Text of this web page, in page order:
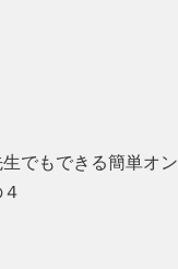
でもできる簡単オン